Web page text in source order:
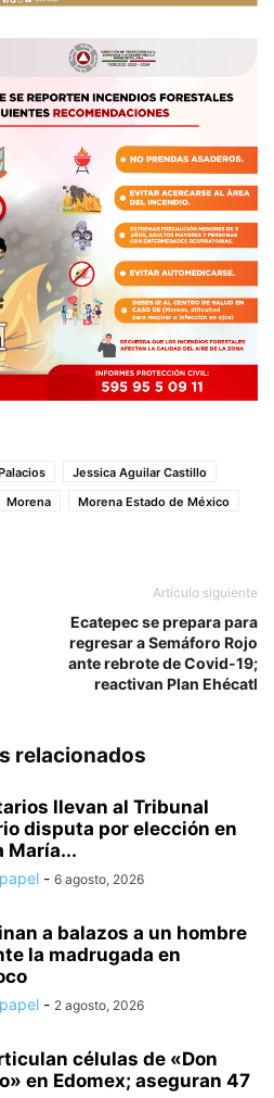
Jessica Aguilar Castillo
Morena
Morena Estado de México
Artículo siguiente
Ecatepec se prepara para
regresar a Semáforo Rojo
ante rebrote de Covid-19;
reactivan Plan Ehécatl
relacionados
llevan al Tribunal
disputa por elección en
María...
- 6 agosto, 2026
a balazos a un hombre
la madrugada en
- 2 agosto, 2026
células de «Don
en Edomex; aseguran 47